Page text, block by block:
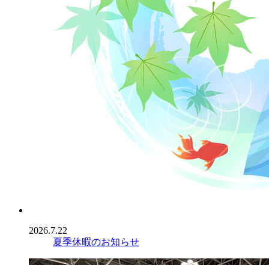
2026.7.22
夏季休暇のお知らせ